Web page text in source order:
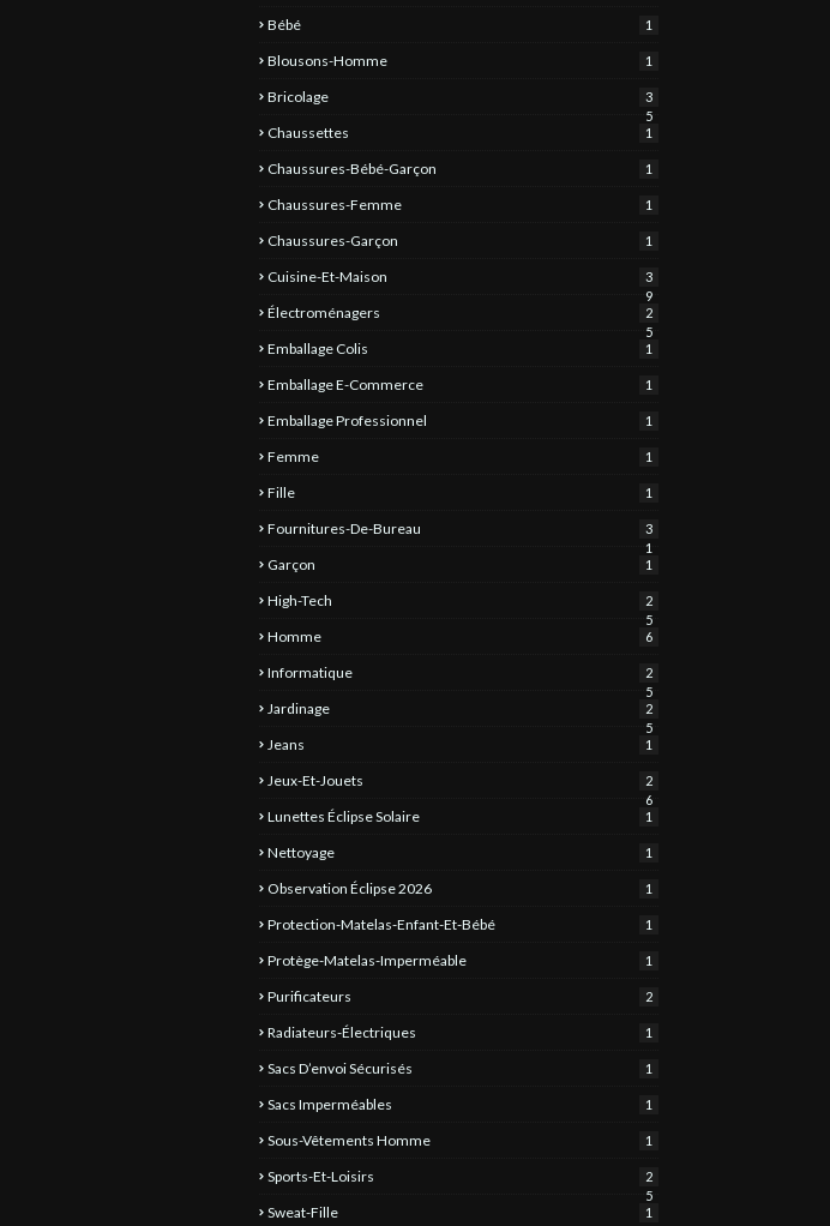
Bébé 1
Blousons-Homme 1
Bricolage
3
5
Chaussettes 1
Chaussures-Bébé-Garçon 1
Chaussures-Femme 1
Chaussures-Garçon 1
Cuisine-Et-Maison
3
9
Électroménagers
2
5
Emballage Colis 1
Emballage E-Commerce 1
Emballage Professionnel 1
Femme 1
Fille 1
Fournitures-De-Bureau
3
1
Garçon 1
High-Tech
2
5
Homme 6
Informatique
2
5
Jardinage
2
5
Jeans 1
Jeux-Et-Jouets
2
6
Lunettes Éclipse Solaire 1
Nettoyage 1
Observation Éclipse 2026 1
Protection-Matelas-Enfant-Et-Bébé 1
Protège-Matelas-Imperméable 1
Purificateurs 2
Radiateurs-Électriques 1
Sacs D’envoi Sécurisés 1
Sacs Imperméables 1
Sous-Vêtements Homme 1
Sports-Et-Loisirs
2
5
Sweat-Fille 1